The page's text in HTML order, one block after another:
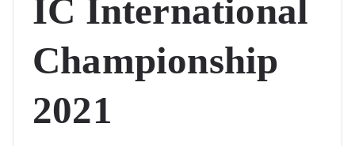
IC International
Championship
2021